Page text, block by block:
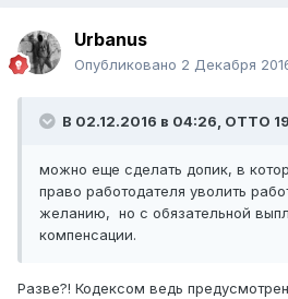
Urbanus
Опубликовано 2 Декабря
В 02.12.2016 в 04:26, ОТТО
можно еще сделать допик, в
право работодателя уволить
желанию, но с обязательной
компенсации.
Разве?! Кодексом ведь